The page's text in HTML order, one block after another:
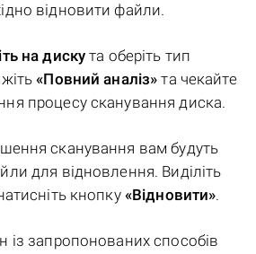
відновити файли.
на диску та оберіть тип
«Повний аналіз» та чекайте
процесу сканування диска.
сканування вам будуть
для відновлення. Виділіть
кнопку «Відновити».
із запропонованих способів